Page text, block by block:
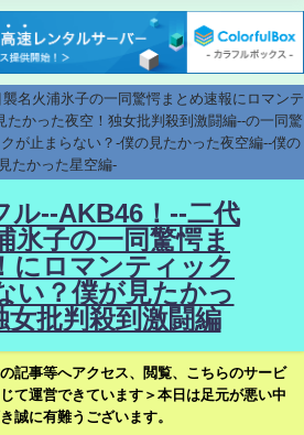
名火浦氷子の一同驚愕まとめ速報にロマンテ
たかった夜空！独女批判殺到激闘編--の一同驚
が止まらない？-僕の見たかった夜空編--僕の
見たかった星空編-
ル--AKB46！--二代
氷子の一同驚愕ま
にロマンティック
い？僕が見たかっ
女批判殺到激闘編
記事等へアクセス、閲覧、こちらのサービ
て運営できています＞本日は足元が悪い中
誠に有難うございます。